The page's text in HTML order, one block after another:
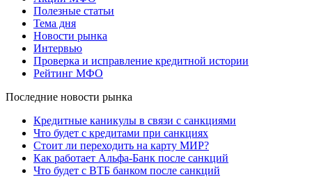
Полезные статьи
Тема дня
Новости рынка
Интервью
Проверка и исправление кредитной истории
Рейтинг МФО
Последние новости рынка
Кредитные каникулы в связи с санкциями
Что будет с кредитами при санкциях
Стоит ли переходить на карту МИР?
Как работает Альфа-Банк после санкций
Что будет с ВТБ банком после санкций